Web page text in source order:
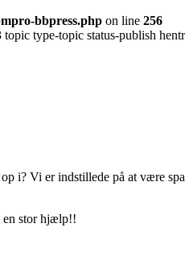
bbpress.php on line 256
type-topic status-publish
i? Vi er indstillede på at være
en stor hjælp!!